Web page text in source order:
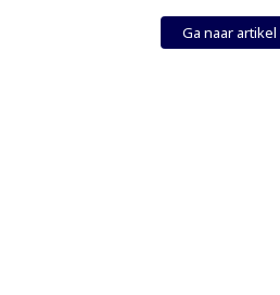
Ga naar artikel